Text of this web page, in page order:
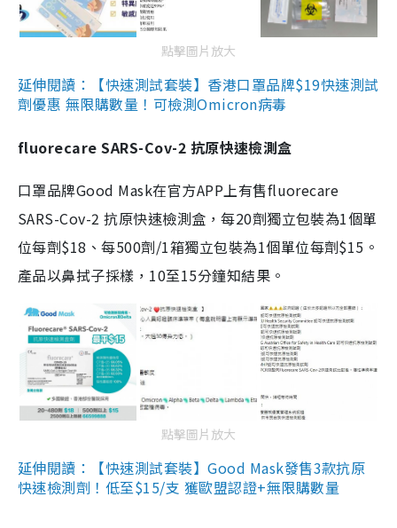
點擊圖片放大
延伸閱讀：【快速測試套裝】香港口罩品牌$19快速測試
劑優惠 無限購數量！可檢測Omicron病毒
fluorecare SARS-Cov-2 抗原快速檢測盒
口罩品牌Good Mask在官方APP上有售fluorecare
SARS-Cov-2 抗原快速檢測盒，每20劑獨立包裝為1個單
位每劑$18、每500劑/1箱獨立包裝為1個單位每劑$15。
產品以鼻拭子採樣，10至15分鐘知結果。
點擊圖片放大
延伸閱讀：【快速測試套裝】Good Mask發售3款抗原
快速檢測劑！低至$15/支 獲歐盟認證+無限購數量